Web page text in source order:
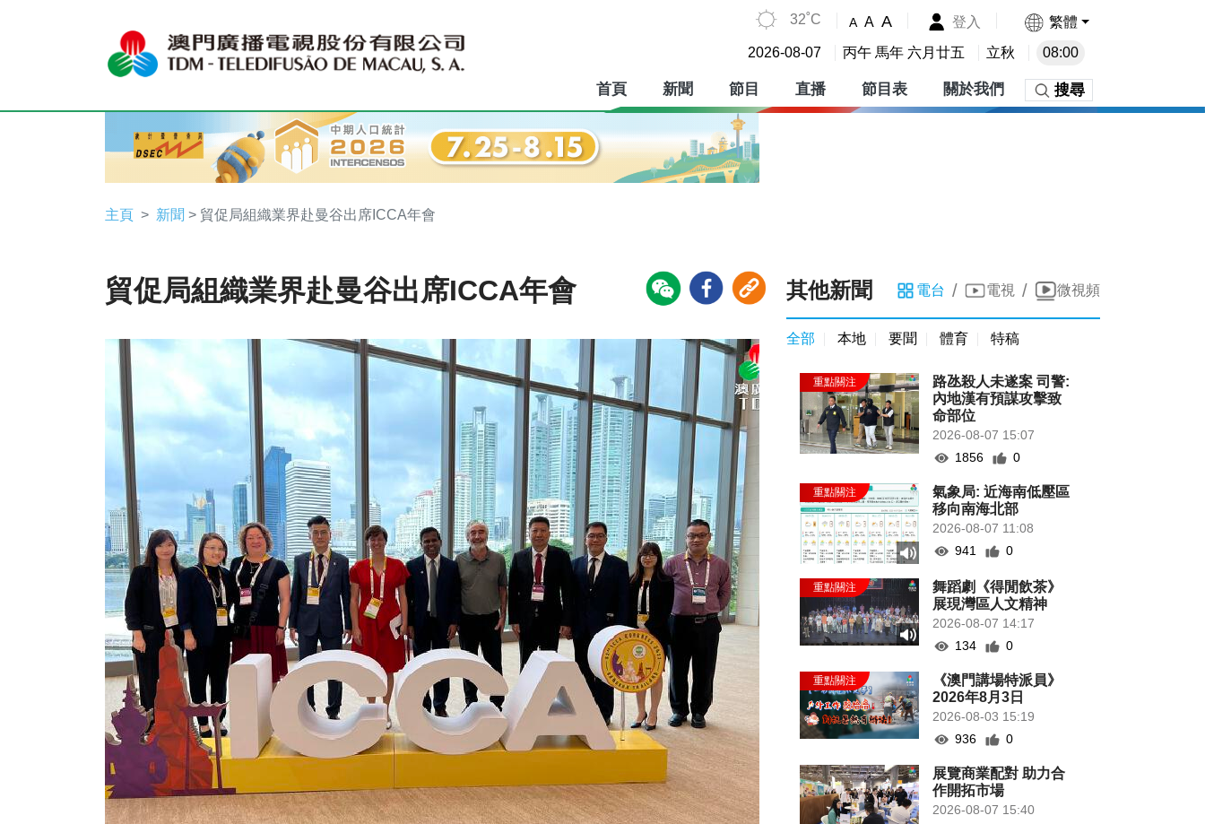
32˚C A A A 登入 繁體
2026-08-07 丙午 馬年 六月廿五 立秋 08:00
首頁 新聞 節目 直播 節目表 關於我們 搜尋
主頁 新聞 > 貿促局組織業界赴曼谷出席ICCA年會
貿促局組織業界赴曼谷出席ICCA年會 其他新聞 電台 / 電視 / 微視頻
全部 本地 要聞 體育 特稿
路氹殺人未遂案 司警:
內地漢有預謀攻擊致
命部位
2026-08-07 15:07
1856
0
氣象局: 近海南低壓區
移向南海北部
2026-08-07 11:08
941
0
舞蹈劇《得閒飲茶》
展現灣區人文精神
2026-08-07 14:17
134
0
《澳門講場特派員》
2026年8月3日
2026-08-03 15:19
936
0
展覽商業配對 助力合
作開拓市場
2026-08-07 15:40